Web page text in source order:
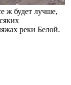
ж будет лучше,
реки Белой.